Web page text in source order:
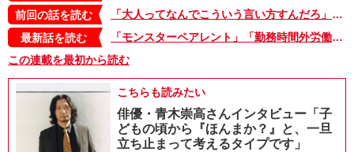
前回の話を読む
「大人ってなんでこういう言い方すんだろ」。体育だけが得意だったあの頃、オレを救ったのは…【先生、あの日あの時・7】
最新話を読む
「モンスターペアレント」「勤務時間外労働」…言葉だけで分かった気になっていたのかも。それを炎上で突かれた気がしたんだ…【先生、あの日あの時・最終回】
この連載を最初から読む
こちらも読みたい
俳優・青木崇高さんインタビュー「子
どもの頃から『ほんまか？』と、一旦
立ち止まって考えるタイプです」